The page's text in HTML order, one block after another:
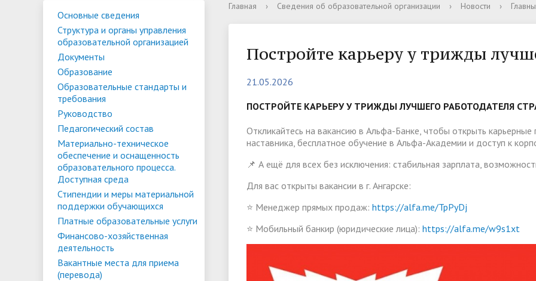
Основные сведения
Структура и органы управления
Документы
требования
Материально-техническое
обеспечение и оснащенность
образовательного процесса.
Доступная среда
поддержки обучающихся
Вакантные места для приема
Международное
Среднемесячная заработная плата
ректора, проректоров и главного
бухгалтера
Контакты Адреса электронной почты Кафедры АнГТУ
Научная библиотека
Центр повышения квалификации
Конкурсы и вакансии
Служба содействия
трудоустройству
Проекты, гранты и конкурсы
Меры противодействия коррупции Воспитательная работа
Условия обучения инвалидов и лиц
с ОВЗ
в форме электронного документа в
ФГБОУ ВО "АнГТУ"
Патриотический клуб ФГБОУ ВО
«АнГТУ»
Приемная комиссия Информация о приеме Документы и справки
Для поступающих инвалидов
Правила и условия приема
Списки поступающих
Конкурсные списки
Особенности приема по отдельной
квоте
Для поступающих из
Белгородской, Курской и
областей
Списки зачисленных
"Студенческое" разрешение на
временное проживание для
иностранцев
Для поступающих на целевое
обучение
Основные сведения
Структура и органы управления
образовательной организацией
Документы
Образование
Образовательные стандарты и
требования
Руководство
Педагогический состав
Материально-техническое
обеспечение и оснащенность
образовательного процесса.
Доступная среда
Стипендии и меры материальной
поддержки обучающихся
Платные образовательные услуги
Финансово-хозяйственная
деятельность
Вакантные места для приема
(перевода)
Главная › Сведения об образовательной организации › Новости ›
Постройте карьеру у трижды
21.05.2026
ПОСТРОЙТЕ КАРЬЕРУ У ТРИЖДЫ ЛУЧШЕГО РАБОТОДАТЕЛЯ
Откликайтесь на вакансию в Альфа-Банке, чтобы открыть
наставника, бесплатное обучение в Альфа-Академии и доступ к
📌 А ещё для всех без исключения: стабильная зарплата,
Для вас открыты вакансии в г. Ангарске:
⭐ Менеджер прямых продаж: https://alfa.me/TpPyDj
⭐ Мобильный банкир (юридические лица): https://alfa.me/w9s1xt